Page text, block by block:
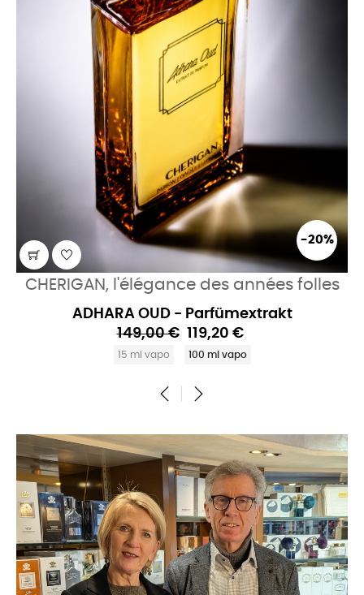
-20%
CHERIGAN, l'élégance des années folles
ADHARA OUD - Parfümextrakt
149,00 € 119,20 €
15 ml vapo 100 ml vapo